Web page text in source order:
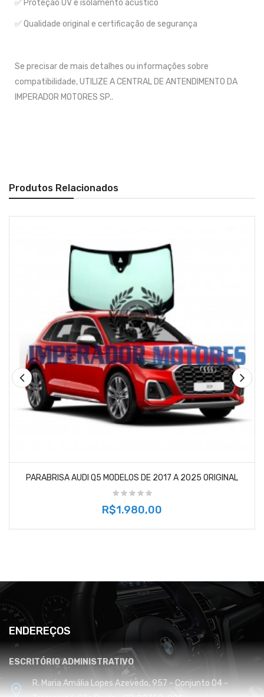
✅ Proteção UV e isolamento acústico
✅ Qualidade original e certificação de segurança
Se precisar de mais detalhes ou informações sobre
compatibilidade, UTILIZE A CENTRAL DE ANTENDIMENTO DA
IMPERADOR MOTORES SP..
Produtos Relacionados
PARABRISA AUDI Q5 MODELOS DE 2017 A 2025 ORIGINAL
R$1.980,00
ENDEREÇOS
ESCRITÓRIO ADMINISTRATIVO
R. Maria Amália Lopes Azevedo, 957 - Conjunto 04 -